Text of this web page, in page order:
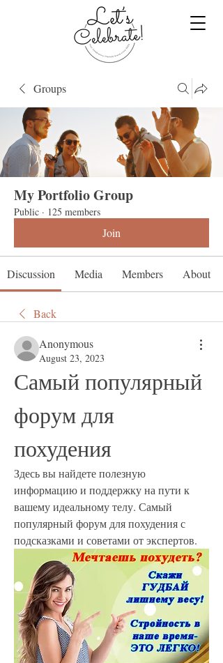
Groups
My Portfolio Group
Public · 125 members
Join
Discussion Media Members About
Back
Anonymous
August 23, 2023
Самый популярный
форум для
похудения
Здесь вы найдете полезную
информацию и поддержку на пути к
вашему идеальному телу. Самый
популярный форум для похудения с
подсказками и советами от экспертов.